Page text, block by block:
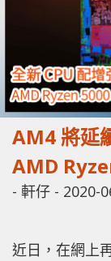
AM4 將延
AMD
- 軒仔 - 2020-
近日，在網上